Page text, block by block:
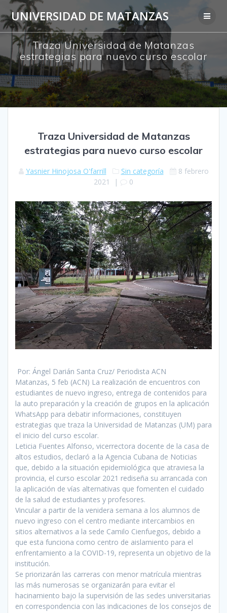
Saltar
al
contenido
UNIVERSIDAD DE MATANZAS
Traza Universidad de Matanzas
estrategias para nuevo curso escolar
Traza Universidad de Matanzas
estrategias para nuevo curso escolar
Yasnier Hinojosa O'farrill Sin categoría
8 febrero
2021
| 0
Por: Ángel Darián Santa Cruz/ Periodista ACN
Matanzas, 5 feb (ACN) La realización de encuentros con
estudiantes de nuevo ingreso, entrega de contenidos para
la auto preparación y la creación de grupos en la aplicación
WhatsApp para debatir informaciones, constituyen
estrategias que traza la Universidad de Matanzas (UM) para
el inicio del curso escolar.
Leticia Fuentes Alfonso, vicerrectora docente de la casa de
altos estudios, declaró a la Agencia Cubana de Noticias
que, debido a la situación epidemiológica que atraviesa la
provincia, el curso escolar 2021 rediseña su arrancada con
la aplicación de vías alternativas que fomenten el cuidado
de la salud de estudiantes y profesores.
Vincular a partir de la venidera semana a los alumnos de
nuevo ingreso con el centro mediante intercambios en
sitios alternativos a la sede Camilo Cienfuegos, debido a
que esta funciona como centro de aislamiento para el
enfrentamiento a la COVID-19, representa un objetivo de la
institución.
Se priorizarán las carreras con menor matrícula mientras
las más numerosas se organizarán para evitar el
hacinamiento bajo la supervisión de las sedes universitarias
en correspondencia con las indicaciones de los consejos de